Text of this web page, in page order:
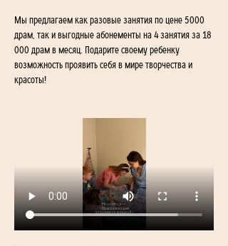
Мы предлагаем как разовые занятия по цене 5000
драм, так и выгодные абонементы на 4 занятия за 18
000 драм в месяц. Подарите своему ребенку
возможность проявить себя в мире творчества и
красоты!